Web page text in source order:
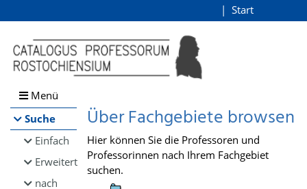
Browsen
direkt zum Inhalt
Start
Menü
Suche
Einfach
Erweitert
nach
Über Fachgebiete browsen
Hier können Sie die Professoren und
Professorinnen nach Ihrem Fachgebiet
suchen.